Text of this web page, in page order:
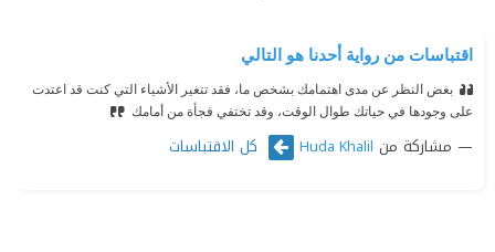
اقتباسات من رواية أحدنا هو التالي
بغض النظر عن مدى اهتمامك بشخص ما، فقد تتغير الأشياء التي كنت قد اعتدت
على وجودها في حياتك طوال الوقت، وقد تختفي فجأة من أمامك
مشاركة من Huda Khalil كل الاقتباسات